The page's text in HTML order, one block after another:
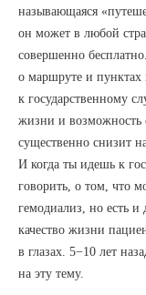
называющаяся
он может в любой
совершенно
о маршруте и
к государственному
жизни и возможность
существенно снизит
И когда ты идешь к
говорить, о том, что
гемодиализ, но есть и
качество жизни
в глазах. 5−10 лет
на эту тему.